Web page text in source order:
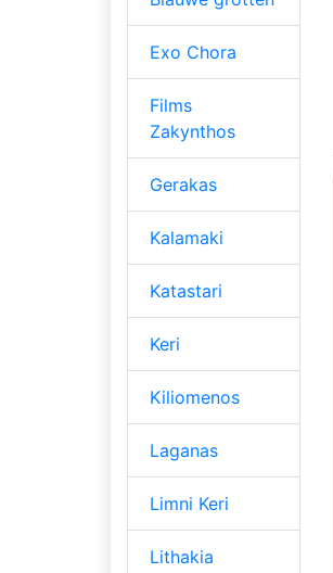
Exo Chora
Films
Zakynthos
Gerakas
Kalamaki
Katastari
Keri
Kiliomenos
Laganas
Limni Keri
Lithakia